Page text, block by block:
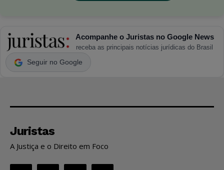
Acompanhe o Juristas no Google News
receba as principais notícias jurídicas do Brasil
Seguir no Google
Juristas
A Justiça e o Direito em Foco